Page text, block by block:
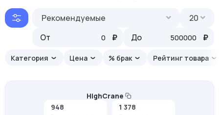
Рекомендуемые
От
₽ До ₽
20
Категория Цена % брак Рейтинг товара
HighCrane
948
1 378